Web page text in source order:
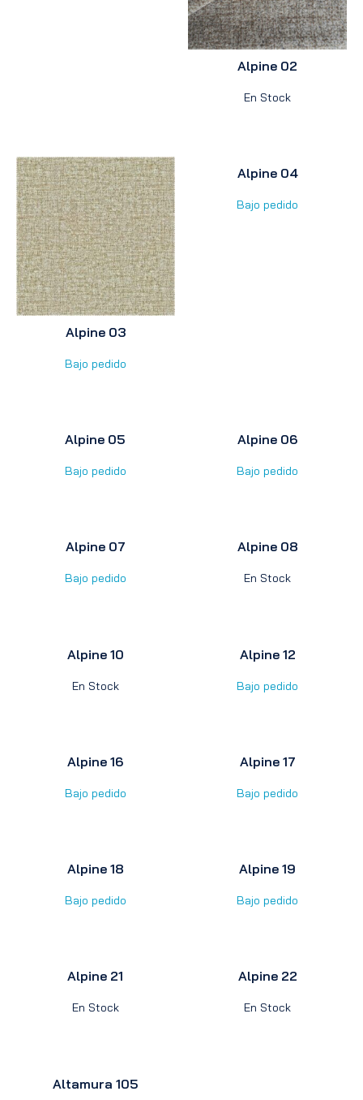
Alpine 02
En Stock
Alpine 03
Bajo pedido
Alpine 04
Bajo pedido
Alpine 05
Bajo pedido
Alpine 06
Bajo pedido
Alpine 07
Bajo pedido
Alpine 08
En Stock
Alpine 10
En Stock
Alpine 12
Bajo pedido
Alpine 16
Bajo pedido
Alpine 17
Bajo pedido
Alpine 18
Bajo pedido
Alpine 19
Bajo pedido
Alpine 21
En Stock
Alpine 22
En Stock
Altamura 105